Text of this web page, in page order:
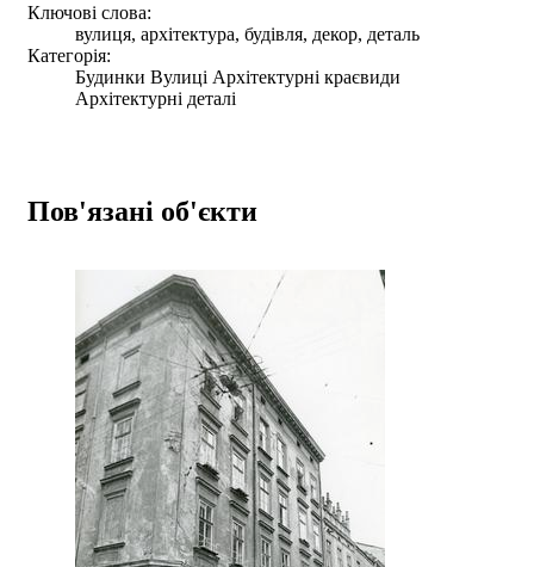
Ключові слова:
вулиця, архітектура, будівля, декор, деталь
Категорія:
Будинки Вулиці Архітектурні краєвиди
Архітектурні деталі
Пов'язані об'єкти